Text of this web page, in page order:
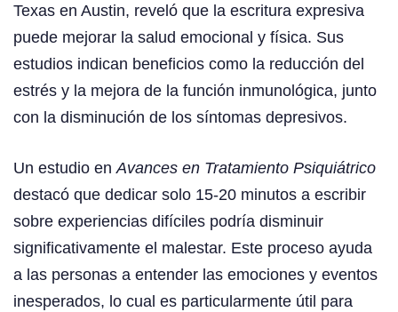
Texas en Austin, reveló que la escritura expresiva
puede mejorar la salud emocional y física. Sus
estudios indican beneficios como la reducción del
estrés y la mejora de la función inmunológica, junto
con la disminución de los síntomas depresivos.
Un estudio en Avances en Tratamiento Psiquiátrico
destacó que dedicar solo 15-20 minutos a escribir
sobre experiencias difíciles podría disminuir
significativamente el malestar. Este proceso ayuda
a las personas a entender las emociones y eventos
inesperados, lo cual es particularmente útil para